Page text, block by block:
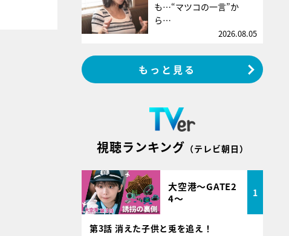
も…“マツコの一言”か
ら…
2026.08.05
もっと見る
視聴ランキング （テレビ朝日）
大空港～GATE2
4～
1
第3話 消えた子供と兎を追え！